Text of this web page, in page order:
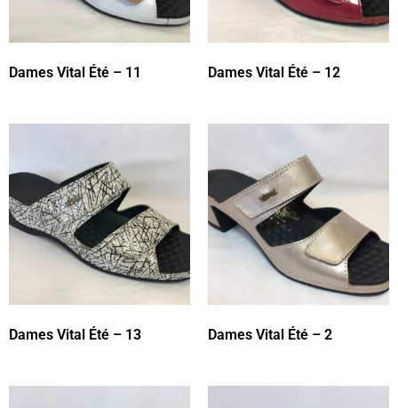
Dames Vital Été – 11 Dames Vital Été – 12
Dames Vital Été – 13 Dames Vital Été – 2